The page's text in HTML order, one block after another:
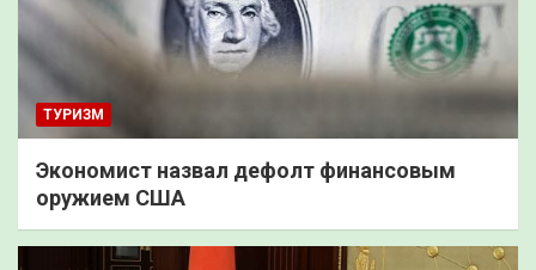
ТУРИЗМ
Экономист назвал дефолт финансовым
оружием США